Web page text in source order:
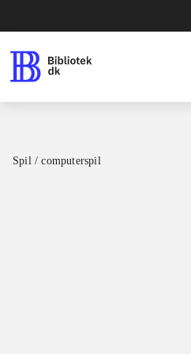
Spil / computerspil